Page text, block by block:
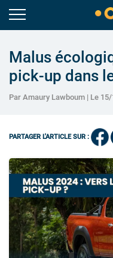
Malus
pick-up dans
Par Amaury Lawboum | Le
PARTAGER L'ARTICLE SUR :